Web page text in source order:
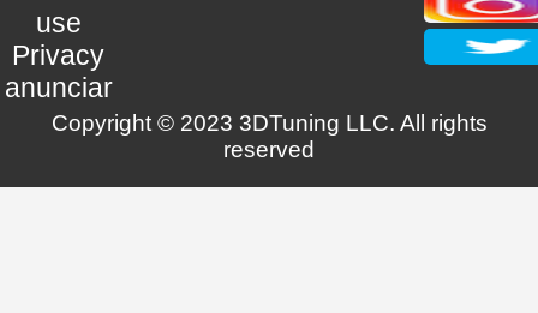
use
Privacy
anunciar
Copyright © 2023 3DTuning LLC. All rights
reserved